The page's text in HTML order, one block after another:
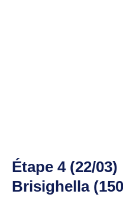
Étape 4 (22/
Brisighella